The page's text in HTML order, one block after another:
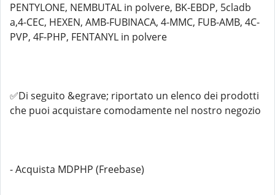
PENTYLONE, NEMBUTAL in polvere, BK-EBDP, 5cladb
a,4-CEC, HEXEN, AMB-FUBINACA, 4-MMC, FUB-AMB, 4C-
PVP, 4F-PHP, FENTANYL in polvere
✅Di seguito &egrave; riportato un elenco dei prodotti
che puoi acquistare comodamente nel nostro negozio
- Acquista MDPHP (Freebase)